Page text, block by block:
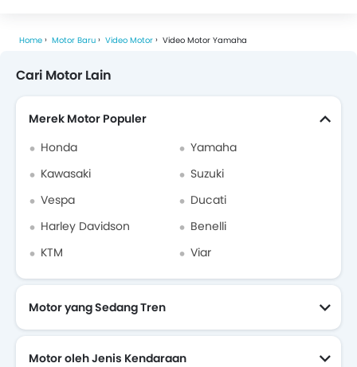
Royal Alloy Italjet Keeway
Home Motor Baru Video Motor Video Motor Yamaha
Cari Motor Lain
Merek Motor Populer
Honda
Yamaha
Kawasaki
Suzuki
Vespa
Ducati
Harley Davidson
Benelli
KTM
Viar
Motor yang Sedang Tren
Motor oleh Jenis Kendaraan